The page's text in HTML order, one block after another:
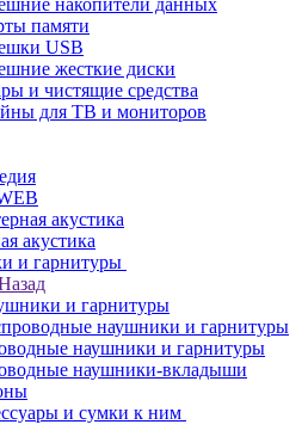
накопители данных
памяти
USB
жесткие диски
и чистящие средства
для ТВ и мониторов
акустика
акустика
и гарнитуры
и гарнитуры
наушники и гарнитуры
наушники и гарнитуры
наушники-вкладыши
и сумки к ним